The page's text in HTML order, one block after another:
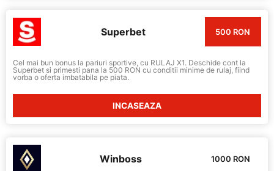
Superbet 500 RON
Cel mai bun bonus la pariuri sportive, cu RULAJ X1. Deschide cont la
Superbet si primesti pana la 500 RON cu conditii minime de rulaj, fiind
vorba o oferta imbatabila pe piata.
INCASEAZA
Winboss 1000 RON